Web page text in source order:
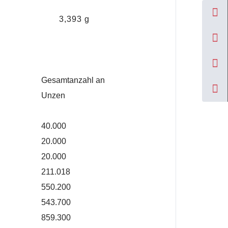
3,393 g
Gesamtanzahl an
Unzen
40.000
20.000
20.000
211.018
550.200
543.700
859.300